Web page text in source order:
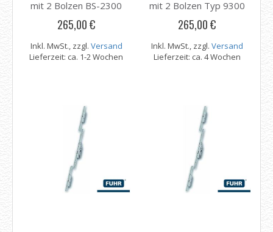
mit 2 Bolzen BS-2300
265,00 €
Inkl. MwSt., zzgl. Versand
Lieferzeit: ca. 1-2 Wochen
mit 2 Bolzen Typ 9300
265,00 €
Inkl. MwSt., zzgl. Versand
Lieferzeit: ca. 4 Wochen